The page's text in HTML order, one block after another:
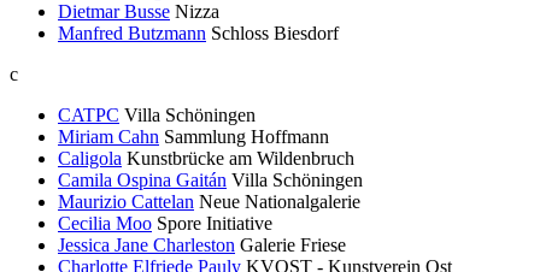
Dietmar Busse Nizza
Manfred Butzmann Schloss Biesdorf
c
CATPC Villa Schöningen
Miriam Cahn Sammlung Hoffmann
Caligola Kunstbrücke am Wildenbruch
Camila Ospina Gaitán Villa Schöningen
Maurizio Cattelan Neue Nationalgalerie
Cecilia Moo Spore Initiative
Jessica Jane Charleston Galerie Friese
Charlotte Elfriede Pauly KVOST - Kunstverein Ost